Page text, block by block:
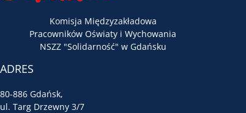
Komisja Międzyzakładowa
Pracowników Oświaty i Wychowania
NSZZ "Solidarność" w Gdańsku
ADRES
80-886 Gdańsk,
ul. Targ Drzewny 3/7